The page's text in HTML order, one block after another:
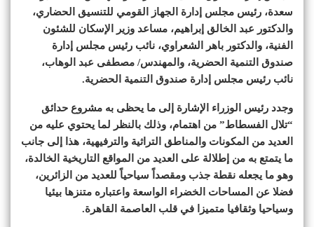
سعدة، رئيس مجلس إدارة الجهاز القومي للتنسيق الحضاري،
والدكتور عبد الخالق إبراهيم، مساعد وزير الإسكان للشئون
الفنية، والدكتور باهر الشعراوي، نائب رئيس مجلس إدارة
صندوق التنمية الحضرية، والمهندس/ مصطفى عبد الوهاب،
نائب رئيس مجلس إدارة صندوق التنمية الحضرية.
وجدد رئيس الوزراء الإشارة إلى ما يحظى به مشروع حدائق
“تلال الفسطاط” من اهتمام، وذلك بالنظر لما يحتوي عليه من
العديد من المكونات والمناطق التراثية والترفيهية، هذا إلى جانب
ما يتمتع به من إطلالة على العديد من المواقع التاريخية الخالدة،
وهو ما يجعله نقطة جذب ومقصداً سياحياً للعديد من الزائرين،
فضلا عن المساحات الخضراء الواسعة واعتباره متنزها بيئيا
وسياحيا وثقافيا متميزا في قلب العاصمة القاهرة.